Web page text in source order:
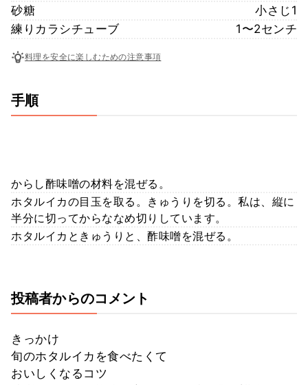
砂糖
小さじ1
練りカラシチューブ
1〜2センチ
料理を安全に楽しむための注意事項
手順
からし酢味噌の材料を混ぜる。
ホタルイカの目玉を取る。きゅうりを切る。私は、縦に
半分に切ってからななめ切りしています。
ホタルイカときゅうりと、酢味噌を混ぜる。
投稿者からのコメント
きっかけ
旬のホタルイカを食べたくて
おいしくなるコツ